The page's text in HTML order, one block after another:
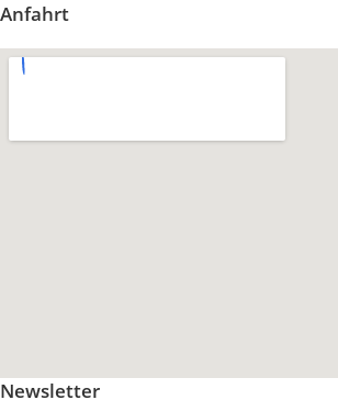
Anfahrt
Newsletter